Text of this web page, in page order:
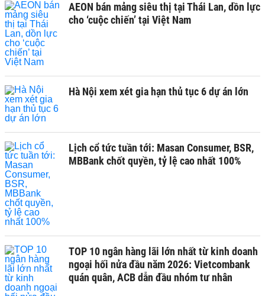
AEON bán mảng siêu thị tại Thái Lan, dồn lực
cho ‘cuộc chiến’ tại Việt Nam
Hà Nội xem xét gia hạn thủ tục 6 dự án lớn
Lịch cổ tức tuần tới: Masan Consumer, BSR,
MBBank chốt quyền, tỷ lệ cao nhất 100%
TOP 10 ngân hàng lãi lớn nhất từ kinh doanh
ngoại hối nửa đầu năm 2026: Vietcombank
quán quân, ACB dẫn đầu nhóm tư nhân